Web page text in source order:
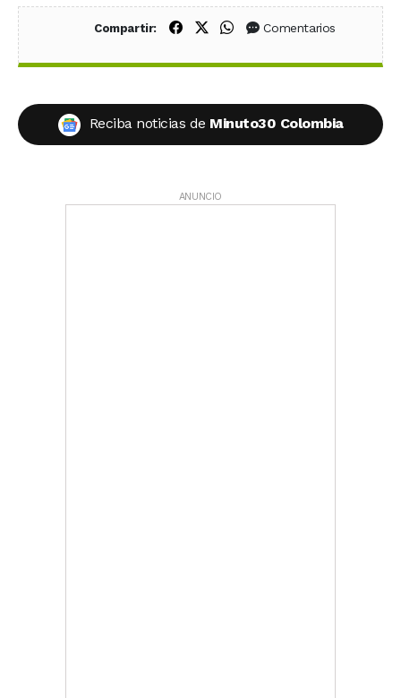
Compartir: Compartir en Facebook
Compartir en X (Twitter)
Compartir en WhatsApp
Comentarios
Reciba noticias de Minuto30 Colombia
ANUNCIO